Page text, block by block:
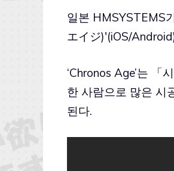
일본 HMSYSTEMS
エイジ)'(iOS/
‘Chronos Age’는
한 사람으로 많은 시
된다.